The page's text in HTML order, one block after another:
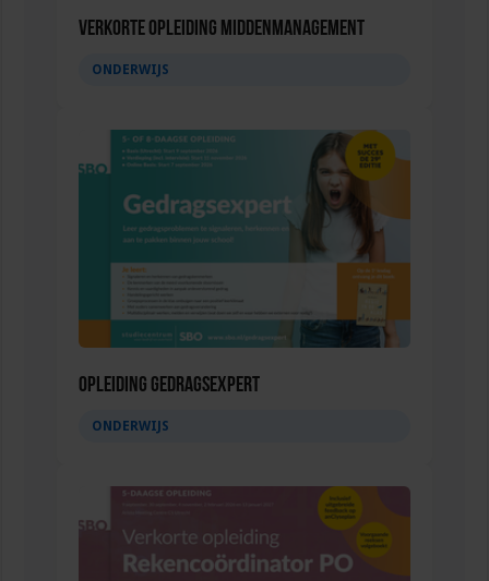
Verkorte opleiding Middenmanagement
ONDERWIJS
Opleiding Gedragsexpert
ONDERWIJS